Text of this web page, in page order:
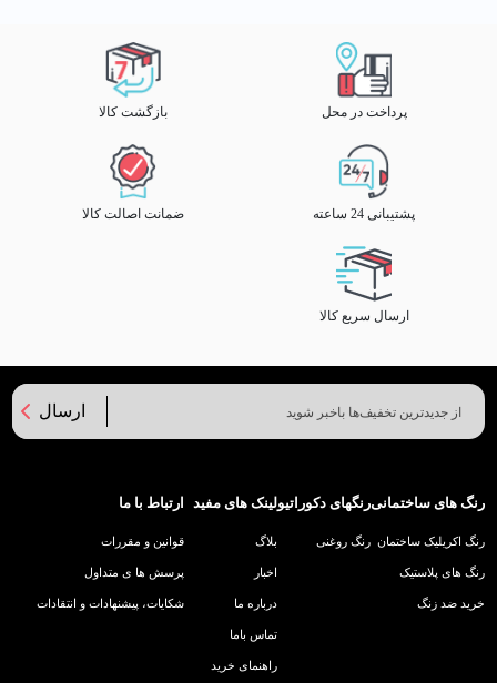
پرداخت در محل بازگشت کالا
پشتیبانی 24 ساعته ضمانت اصالت کالا
ارسال سریع کالا
ارسال
رنگ های ساختمانی
رنگ اکریلیک ساختمان
رنگ های پلاستیک
خرید ضد زنگ
رنگهای دکوراتیو
رنگ روغنی
لینک های مفید
بلاگ
اخبار
درباره ما
تماس باما
راهنمای خرید
ارتباط با ما
قوانین و مقررات
پرسش ها ی متداول
شکایات، پیشنهادات و انتقادات